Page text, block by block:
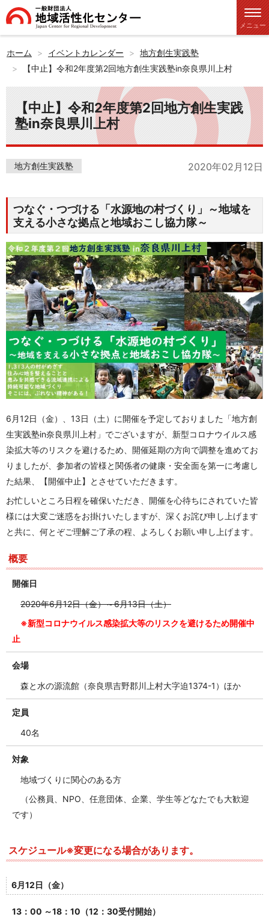
メニュー
ホーム イベントカレンダー
地方創生実践塾
【中止】令和2年度第2回地方創生実践塾in奈良県川上村
【中止】令和2年度第2回地方創生実践
塾in奈良県川上村
地方創生実践塾 2020年02月12日
つなぐ・つづける「水源地の村づくり」～地域を
支える小さな拠点と地域おこし協力隊～
6月12日（金）、13日（土）に開催を予定しておりました「地方創
生実践塾in奈良県川上村」でございますが、新型コロナウイルス感
染拡大等のリスクを避けるため、開催延期の方向で調整を進めてお
りましたが、 参加者の皆様と関係者の健康・安全面を第一に考慮し
た結果、
【開催中止】とさせていただきます。
お忙しいところ日程を確保いただき、開催を心待ちにされていた皆
様には大変ご迷惑をお掛けいたしますが、深くお詫び申し上げます
と共に、何とぞご理解ご了承の程、よろしくお願い申し上げます。
概要
開催日
2020年6月12日（金）～6月13日（土）
※新型コロナウイルス感染拡大等のリスクを避けるため開催中
止
会場
森と水の源流館（奈良県吉野郡川上村大字迫1374-1 ）ほか
定員
40名
対象
地域づくりに関心のある方
（公務員、NPO、任意団体、企業、学生等どなたでも大歓迎
です）
スケジュール※変更になる場合があります。
6月12日（金）
13：00 ～18：10（12：30受付開始）